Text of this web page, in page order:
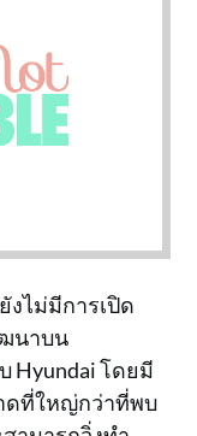
งไม่มีการเปิด
ฒนาบน
Hyundai โดยมี
ดที่ใหญ่กว่าที่พบ